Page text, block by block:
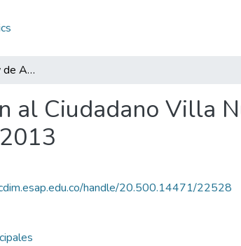
Plan Anticorrupción y de Atención al Ciudadano Villa Nueva Bolivar 2013: PAAC Villa Nueva Bolivar 2013
al Ciudadano Villa
handle/20.500.14471/22528